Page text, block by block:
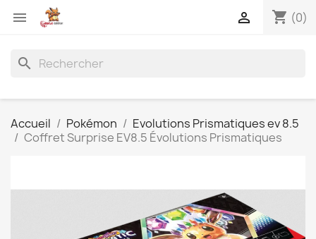
 shopping_cart (0)

search
Accueil Pokémon
Evolutions Prismatiques ev 8.5
Coffret Surprise EV8.5 Évolutions Prismatiques